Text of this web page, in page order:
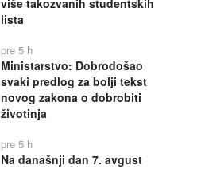
više takozvanih studentskih
lista
pre 5 h
Ministarstvo: Dobrodošao
svaki predlog za bolji tekst
novog zakona o dobrobiti
životinja
pre 5 h
Na današnji dan 7. avgust